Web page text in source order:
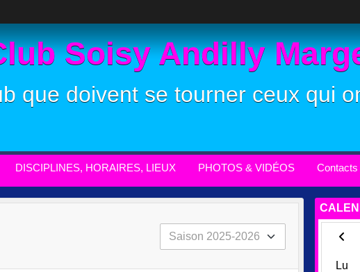
Soisy Andilly
que doivent se tourner ceux qui
DISCIPLINES, HORAIRES, LIEUX PHOTOS & VIDÉOS Contacts
Lu